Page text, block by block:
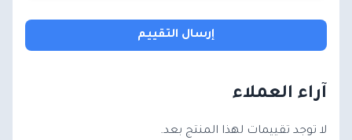
إرسال التقييم
آراء العملاء
لا توجد تقييمات لهذا المنتج بعد.